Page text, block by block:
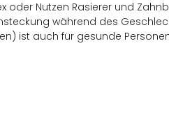
oder Nutzen Rasierer und
während des
ist auch für gesunde